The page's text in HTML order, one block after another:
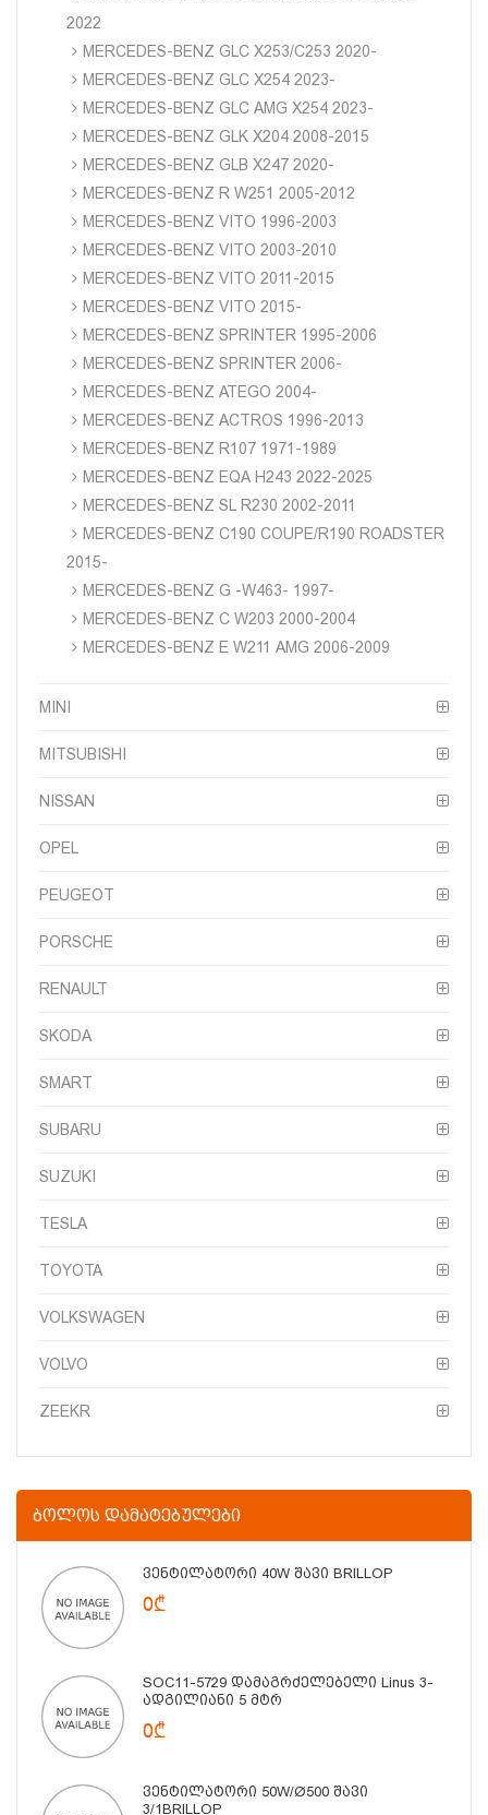
2022
MERCEDES-BENZ GLC X253/C253 2020-
MERCEDES-BENZ GLC X254 2023-
MERCEDES-BENZ GLC AMG X254 2023-
MERCEDES-BENZ GLK X204 2008-2015
MERCEDES-BENZ GLB X247 2020-
MERCEDES-BENZ R W251 2005-2012
MERCEDES-BENZ VITO 1996-2003
MERCEDES-BENZ VITO 2003-2010
MERCEDES-BENZ VITO 2011-2015
MERCEDES-BENZ VITO 2015-
MERCEDES-BENZ SPRINTER 1995-2006
MERCEDES-BENZ SPRINTER 2006-
MERCEDES-BENZ ATEGO 2004-
MERCEDES-BENZ ACTROS 1996-2013
MERCEDES-BENZ R107 1971-1989
MERCEDES-BENZ EQA H243 2022-2025
MERCEDES-BENZ SL R230 2002-2011
MERCEDES-BENZ C190 COUPE/R190 ROADSTER
2015-
MERCEDES-BENZ G -W463- 1997-
MERCEDES-BENZ C W203 2000-2004
MERCEDES-BENZ E W211 AMG 2006-2009
MINI
MITSUBISHI
NISSAN
OPEL
PEUGEOT
PORSCHE
RENAULT
SKODA
SMART
SUBARU
SUZUKI
TESLA
TOYOTA
VOLKSWAGEN
VOLVO
ZEEKR
ᲑᲝᲚᲝᲡ ᲓᲐᲛᲐᲢᲔᲑᲣᲚᲔᲑᲘ
Ვენტილატორი 40W Შავი BRILLOP
0₾
SOC11-5729 Დამაგრძელებელი Linus 3-
Ადგილიანი 5 Მტრ
0₾
Ვენტილატორი 50W/Ø500 Შავი
3/1BRILLOP